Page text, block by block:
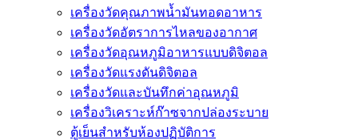
เครื่องวัดคุณภาพน้ำมันทอดอาหาร
เครื่องวัดอัตราการไหลของอากาศ
เครื่องวัดอุณหภูมิอาหารแบบดิจิตอล
เครื่องวัดแรงดันดิจิตอล
เครื่องวัดและบันทึกค่าอุณหภูมิ
เครื่องวิเคราะห์ก๊าซจากปล่องระบาย
ตู้เย็นสำหรับห้องปฏิบัติการ